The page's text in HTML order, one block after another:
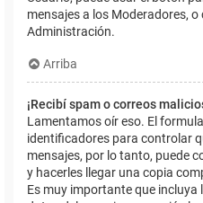
mensajes a los Moderadores,
Administración.
Arriba
¡Recibí spam o correos
Lamentamos oír eso. El
identificadores para controlar
mensajes, por lo tanto, puede
y hacerles llegar una copia
Es muy importante que incluya